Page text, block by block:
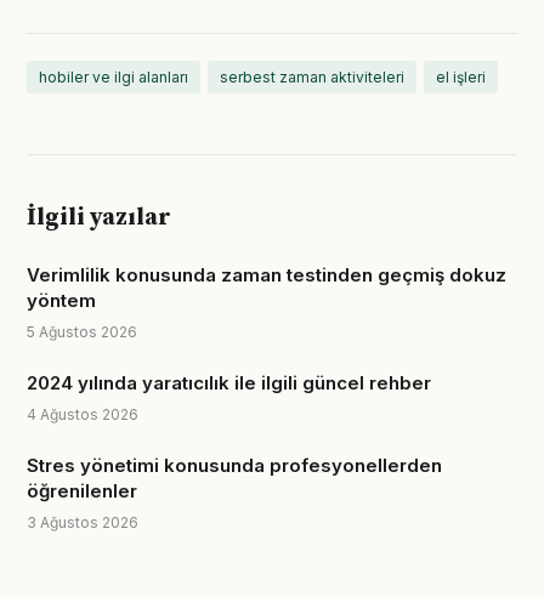
hobiler ve ilgi alanları serbest zaman aktiviteleri el işleri
İlgili yazılar
Verimlilik konusunda zaman testinden geçmiş dokuz
yöntem
5 Ağustos 2026
2024 yılında yaratıcılık ile ilgili güncel rehber
4 Ağustos 2026
Stres yönetimi konusunda profesyonellerden
öğrenilenler
3 Ağustos 2026